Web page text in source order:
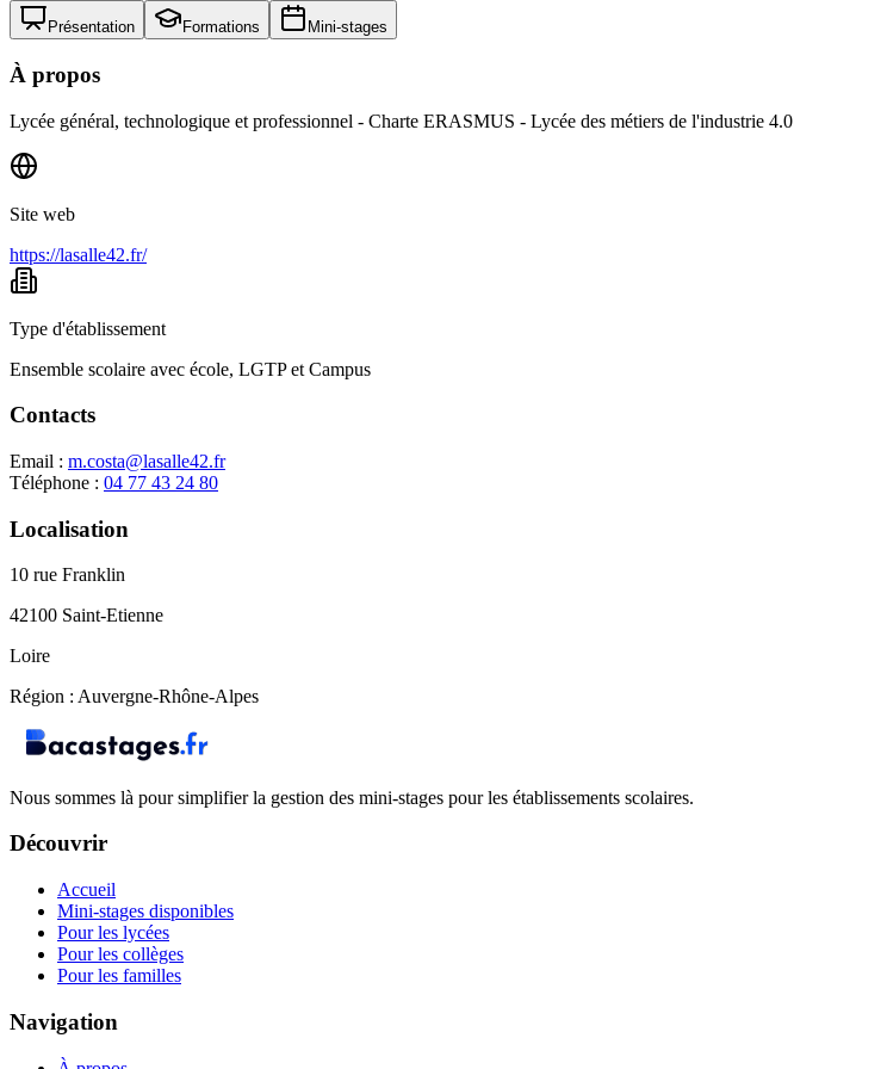
Présentation Formations Mini-stages
À propos
Lycée général, technologique et professionnel - Charte ERASMUS - Lycée des métiers de l'industrie 4.0
Site web
https://lasalle42.fr/
Type d'établissement
Ensemble scolaire avec école, LGTP et Campus
Contacts
Email : m.costa@lasalle42.fr
Téléphone : 04 77 43 24 80
Localisation
10 rue Franklin
42100 Saint-Etienne
Loire
Région : Auvergne-Rhône-Alpes
Nous sommes là pour simplifier la gestion des mini-stages pour les établissements scolaires.
Découvrir
Accueil
Mini-stages disponibles
Pour les lycées
Pour les collèges
Pour les familles
Navigation